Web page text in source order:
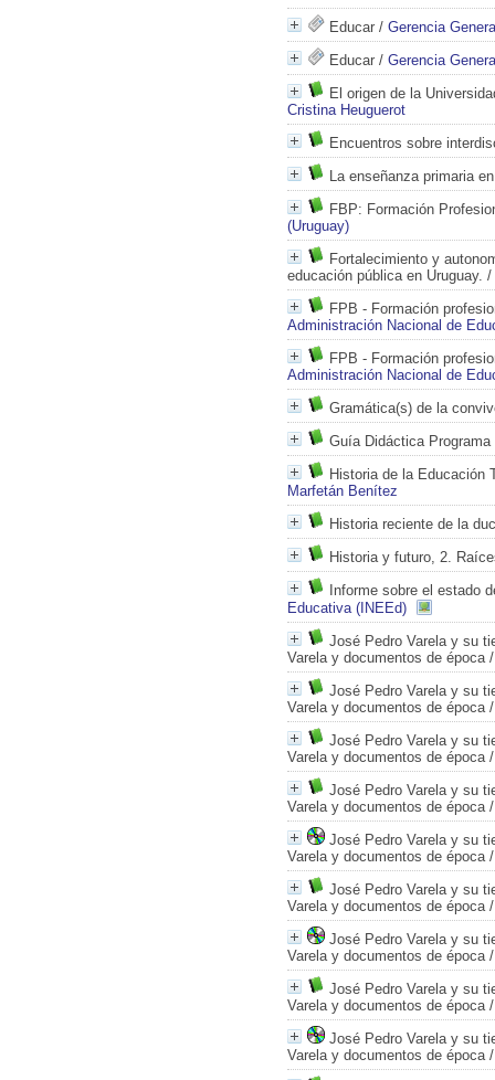
Educar / Gerencia
Educar / Gerencia
El origen de la
Cristina Heuguerot
Encuentros sobre
La enseñanza primaria
FBP: Formación
(Uruguay)
Fortalecimiento y
educación pública en Uruguay. /
FPB - Formación
Administración Nacional de
FPB - Formación
Administración Nacional de
Gramática(s) de la
Guía Didáctica Programa
Historia de la Educación
Marfetán Benítez
Historia reciente de la
Historia y futuro, 2.
Informe sobre el estado
Educativa (INEEd)
José Pedro Varela y su
Varela y documentos de época
José Pedro Varela y su
Varela y documentos de época
José Pedro Varela y su
Varela y documentos de época
José Pedro Varela y su
Varela y documentos de época
José Pedro Varela y su
Varela y documentos de época
José Pedro Varela y su
Varela y documentos de época
José Pedro Varela y su
Varela y documentos de época
José Pedro Varela y su
Varela y documentos de época
José Pedro Varela y su
Varela y documentos de época